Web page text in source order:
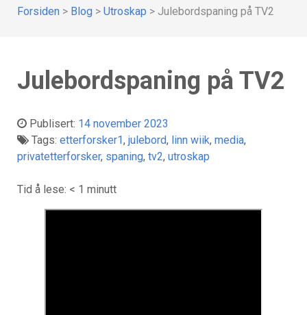
Forsiden > Blog > Utroskap > Julebordspaning på TV2
Julebordspaning på TV2
Publisert: 14 november 2023
Tags: etterforsker1, julebord, linn wiik, media,
privatetterforsker, spaning, tv2, utroskap
Tid å lese: < 1 minutt